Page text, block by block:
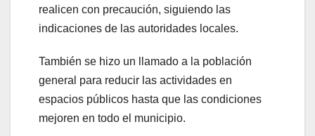
realicen con precaución, siguiendo las
indicaciones de las autoridades locales.
También se hizo un llamado a la población
general para reducir las actividades en
espacios públicos hasta que las condiciones
mejoren en todo el municipio.